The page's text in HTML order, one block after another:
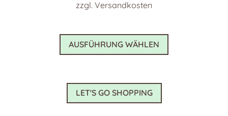
zzgl. Versandkosten
AUSFÜHRUNG WÄHLEN
Dieses
weist
LET'S GO SHOPPING